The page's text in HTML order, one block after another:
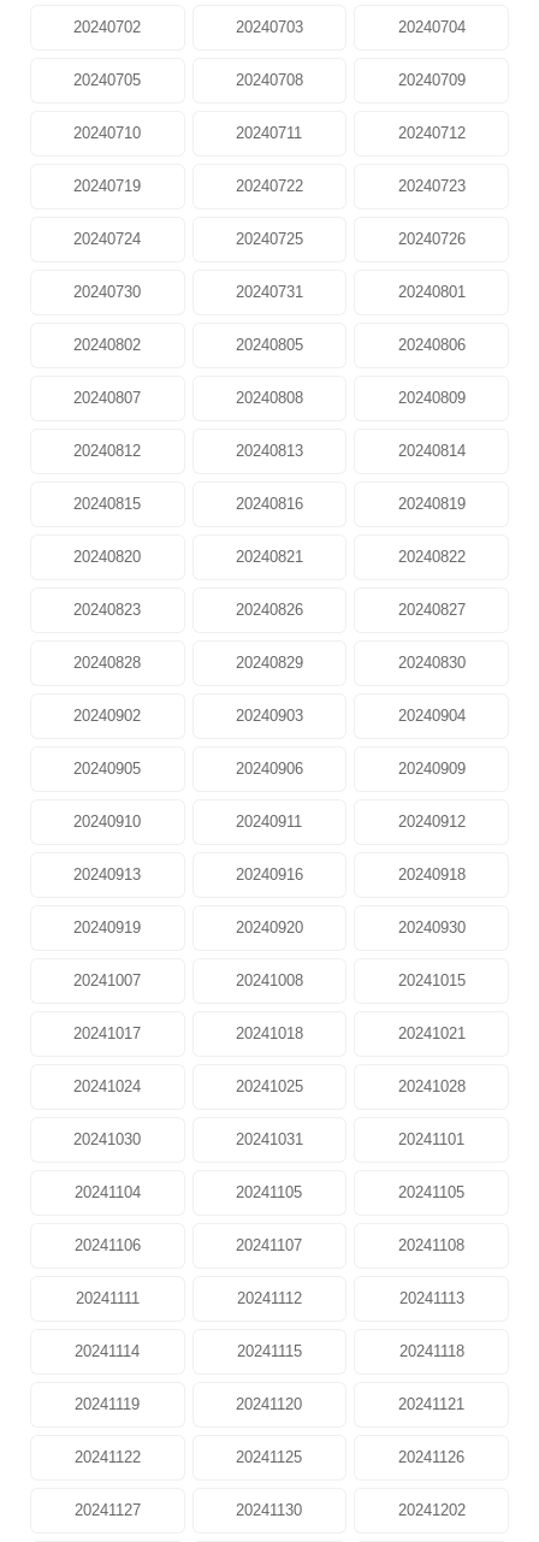
20240702 20240703 20240704
20240705 20240708 20240709
20240710 20240711 20240712
20240719 20240722 20240723
20240724 20240725 20240726
20240730 20240731 20240801
20240802 20240805 20240806
20240807 20240808 20240809
20240812 20240813 20240814
20240815 20240816 20240819
20240820 20240821 20240822
20240823 20240826 20240827
20240828 20240829 20240830
20240902 20240903 20240904
20240905 20240906 20240909
20240910 20240911 20240912
20240913 20240916 20240918
20240919 20240920 20240930
20241007 20241008 20241015
20241017 20241018 20241021
20241024 20241025 20241028
20241030 20241031 20241101
20241104 20241105 20241105
20241106 20241107 20241108
20241111 20241112 20241113
20241114 20241115 20241118
20241119 20241120 20241121
20241122 20241125 20241126
20241127 20241130 20241202